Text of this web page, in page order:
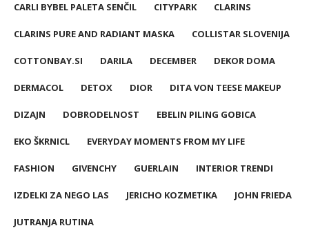
CARLI BYBEL PALETA SENČIL CITYPARK CLARINS
CLARINS PURE AND RADIANT MASKA COLLISTAR SLOVENIJA
COTTONBAY.SI DARILA DECEMBER DEKOR DOMA
DERMACOL DETOX DIOR DITA VON TEESE MAKEUP
DIZAJN DOBRODELNOST EBELIN PILING GOBICA
EKO ŠKRNICL EVERYDAY MOMENTS FROM MY LIFE
FASHION GIVENCHY GUERLAIN INTERIOR TRENDI
IZDELKI ZA NEGO LAS JERICHO KOZMETIKA JOHN FRIEDA
JUTRANJA RUTINA